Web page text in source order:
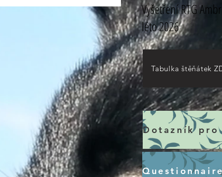
Vyšetření RTG
léto 2026
Tabulka štěňátek